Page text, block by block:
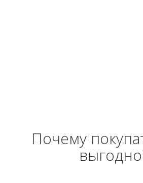
Почему